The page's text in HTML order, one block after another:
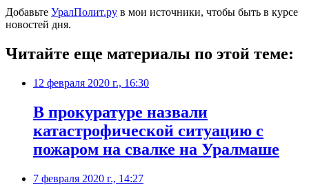
Добавьте УралПолит.ру в мои источники, чтобы быть в курсе
новостей дня.
Читайте еще материалы по этой теме:
12 февраля 2020 г., 16:30
В прокуратуре назвали
катастрофической ситуацию с
пожаром на свалке на Уралмаше
7 февраля 2020 г., 14:27